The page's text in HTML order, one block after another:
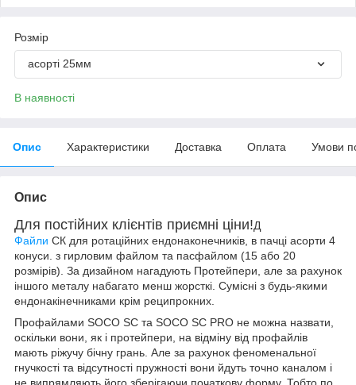
Розмір
асорті 25мм
В наявності
Опис Характеристики Доставка Оплата Умови
Опис
Для постійних клієнтів приємні ціни!Д
Файли СК для ротаційних ендонаконечників, в пачці асорти 4
конуси. з гирловим файлом та пасфайлом (15 або 20
розмірів). За дизайном нагадують Протейпери, але за рахунок
іншого металу набагато менш жорсткі. Сумісні з будь-якими
ендонакінечниками крім реципрокних.
Профайлами SOCO SC та SOCO SC PRO не можна назвати,
оскільки вони, як і протейпери, на відміну від профайлів
мають ріжучу бічну грань. Але за рахунок феноменальної
гнучкості та відсутності пружності вони йдуть точно каналом і
не випрямляють його зберігаючи початкову форму. Тобто по